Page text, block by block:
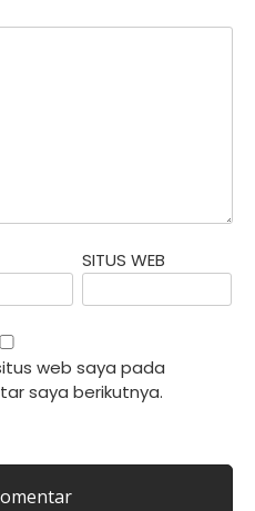
SITUS WEB
web saya pada
saya berikutnya.